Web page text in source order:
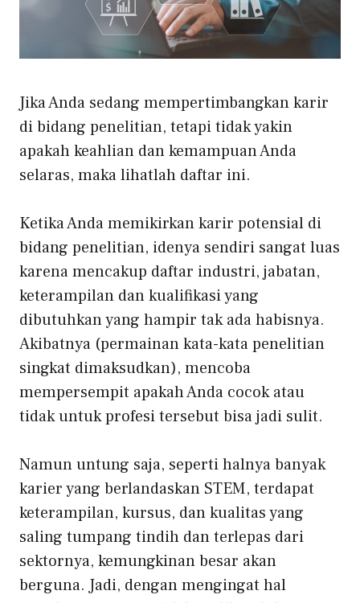
Jika Anda sedang mempertimbangkan karir
di bidang penelitian, tetapi tidak yakin
apakah keahlian dan kemampuan Anda
selaras, maka lihatlah daftar ini.
Ketika Anda memikirkan karir potensial di
bidang penelitian, idenya sendiri sangat luas
karena mencakup daftar industri, jabatan,
keterampilan dan kualifikasi yang
dibutuhkan yang hampir tak ada habisnya.
Akibatnya (permainan kata-kata penelitian
singkat dimaksudkan), mencoba
mempersempit apakah Anda cocok atau
tidak untuk profesi tersebut bisa jadi sulit.
Namun untung saja, seperti halnya banyak
karier yang berlandaskan STEM, terdapat
keterampilan, kursus, dan kualitas yang
saling tumpang tindih dan terlepas dari
sektornya, kemungkinan besar akan
berguna. Jadi, dengan mengingat hal